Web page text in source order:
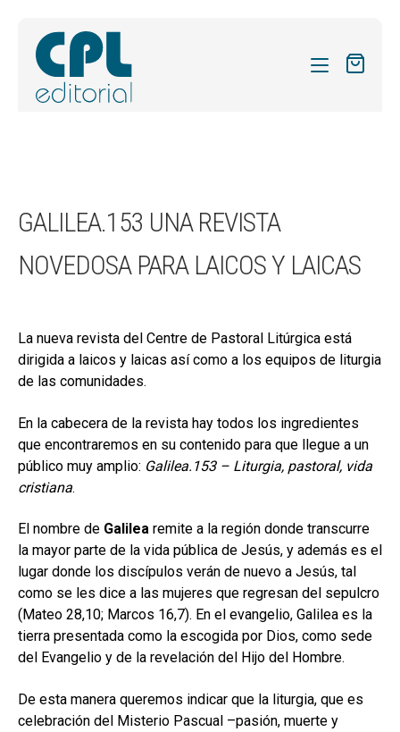
hijo
FORMAS
SOBRE NOSOTROS
hijo
BLOG
el
CONTACTO
MI CUENTA
BUSCAR
ESP
GALILEA.153 UNA REVISTA
NOVEDOSA PARA LAICOS Y LAICAS
La nueva revista del Centre de Pastoral Litúrgica está
dirigida a laicos y laicas así como a los equipos de liturgia
de las comunidades.
En la cabecera de la revista hay todos los ingredientes
que encontraremos en su contenido para que llegue a un
público muy amplio: Galilea.153 – Liturgia, pastoral, vida
cristiana.
El nombre de Galilea remite a la región donde transcurre
la mayor parte de la vida pública de Jesús, y además es el
lugar donde los discípulos verán de nuevo a Jesús, tal
como se les dice a las mujeres que regresan del sepulcro
(Mateo 28,10; Marcos 16,7). En el evangelio, Galilea es la
tierra presentada como la escogida por Dios, como sede
del Evangelio y de la revelación del Hijo del Hombre.
De esta manera queremos indicar que la liturgia, que es
celebración del Misterio Pascual –pasión, muerte y